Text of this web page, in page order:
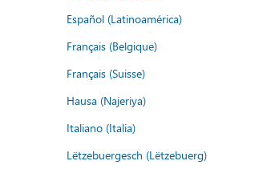
Español (Latinoamérica)
Français (Belgique)
Français (Suisse)
Hausa (Najeriya)
Italiano (Italia)
Lëtzebuergesch (Lëtzebuerg)